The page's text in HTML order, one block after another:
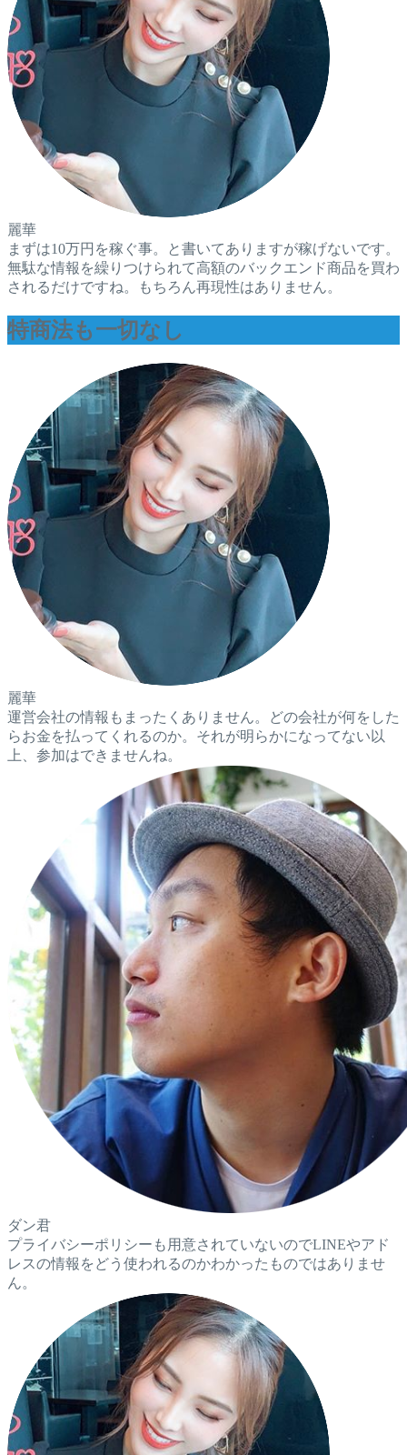
麗華
まずは10万円を稼ぐ事。と書いてありますが稼げないです。
無駄な情報を繰りつけられて高額のバックエンド商品を買わ
されるだけですね。もちろん再現性はありません。
特商法も一切なし
麗華
運営会社の情報もまったくありません。どの会社が何をした
らお金を払ってくれるのか。それが明らかになってない以
上、参加はできませんね。
ダン君
プライバシーポリシーも用意されていないのでLINEやアド
レスの情報をどう使われるのかわかったものではありませ
ん。